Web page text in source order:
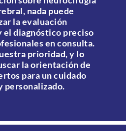
nada puede
la evaluación
el diagnóstico preciso
en consulta.
prioridad, y lo
la orientación de
para un cuidado
personalizado.